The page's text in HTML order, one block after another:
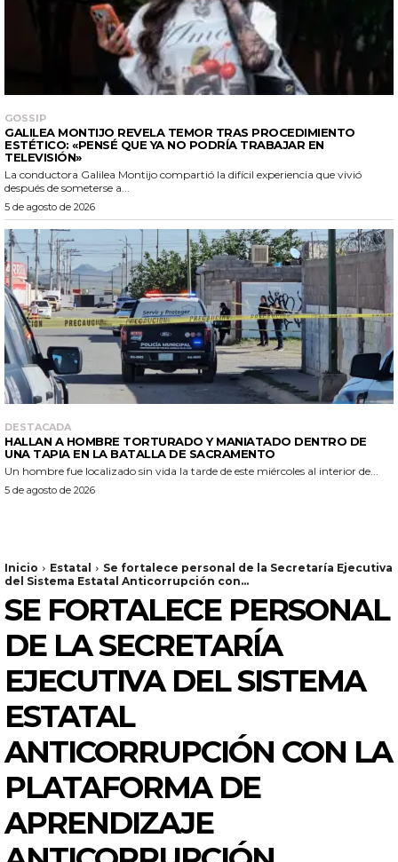
GOSSIP
GALILEA MONTIJO REVELA TEMOR TRAS PROCEDIMIENTO
ESTÉTICO: «PENSÉ QUE YA NO PODRÍA TRABAJAR EN
TELEVISIÓN»
La conductora Galilea Montijo compartió la difícil experiencia que vivió
después de someterse a...
5 de agosto de 2026
DESTACADA
HALLAN A HOMBRE TORTURADO Y MANIATADO DENTRO DE
UNA TAPIA EN LA BATALLA DE SACRAMENTO
Un hombre fue localizado sin vida la tarde de este miércoles al interior de...
5 de agosto de 2026